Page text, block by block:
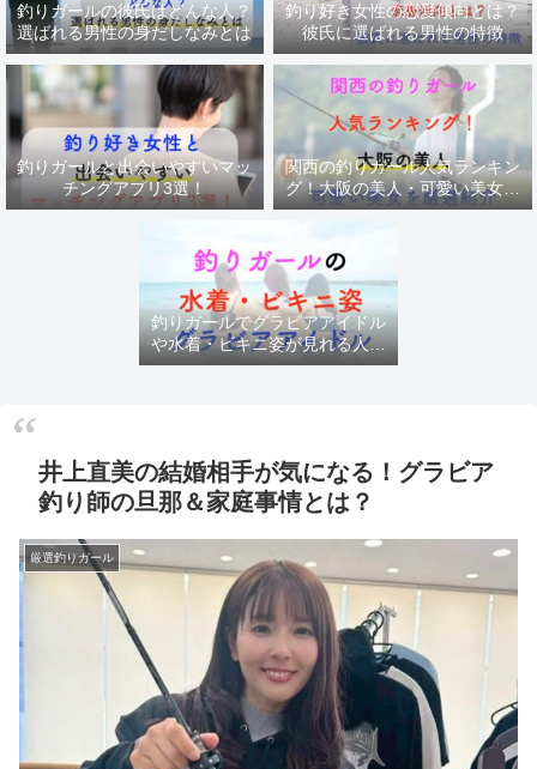
釣りガールの彼氏はどんな人？
選ばれる男性の身だしなみとは
釣り好き女性の恋愛傾向とは？
彼氏に選ばれる男性の特徴
釣りガールと出会いやすいマッ
チングアプリ3選！
関西の釣りガール人気ランキン
グ！大阪の美人・可愛い美女を
厳選紹介
釣りガールでグラビアアイドル
や水着・ビキニ姿が見れる人気
チャンネル
井上直美の結婚相手が気になる！グラビア
釣り師の旦那＆家庭事情とは？
厳選釣りガール